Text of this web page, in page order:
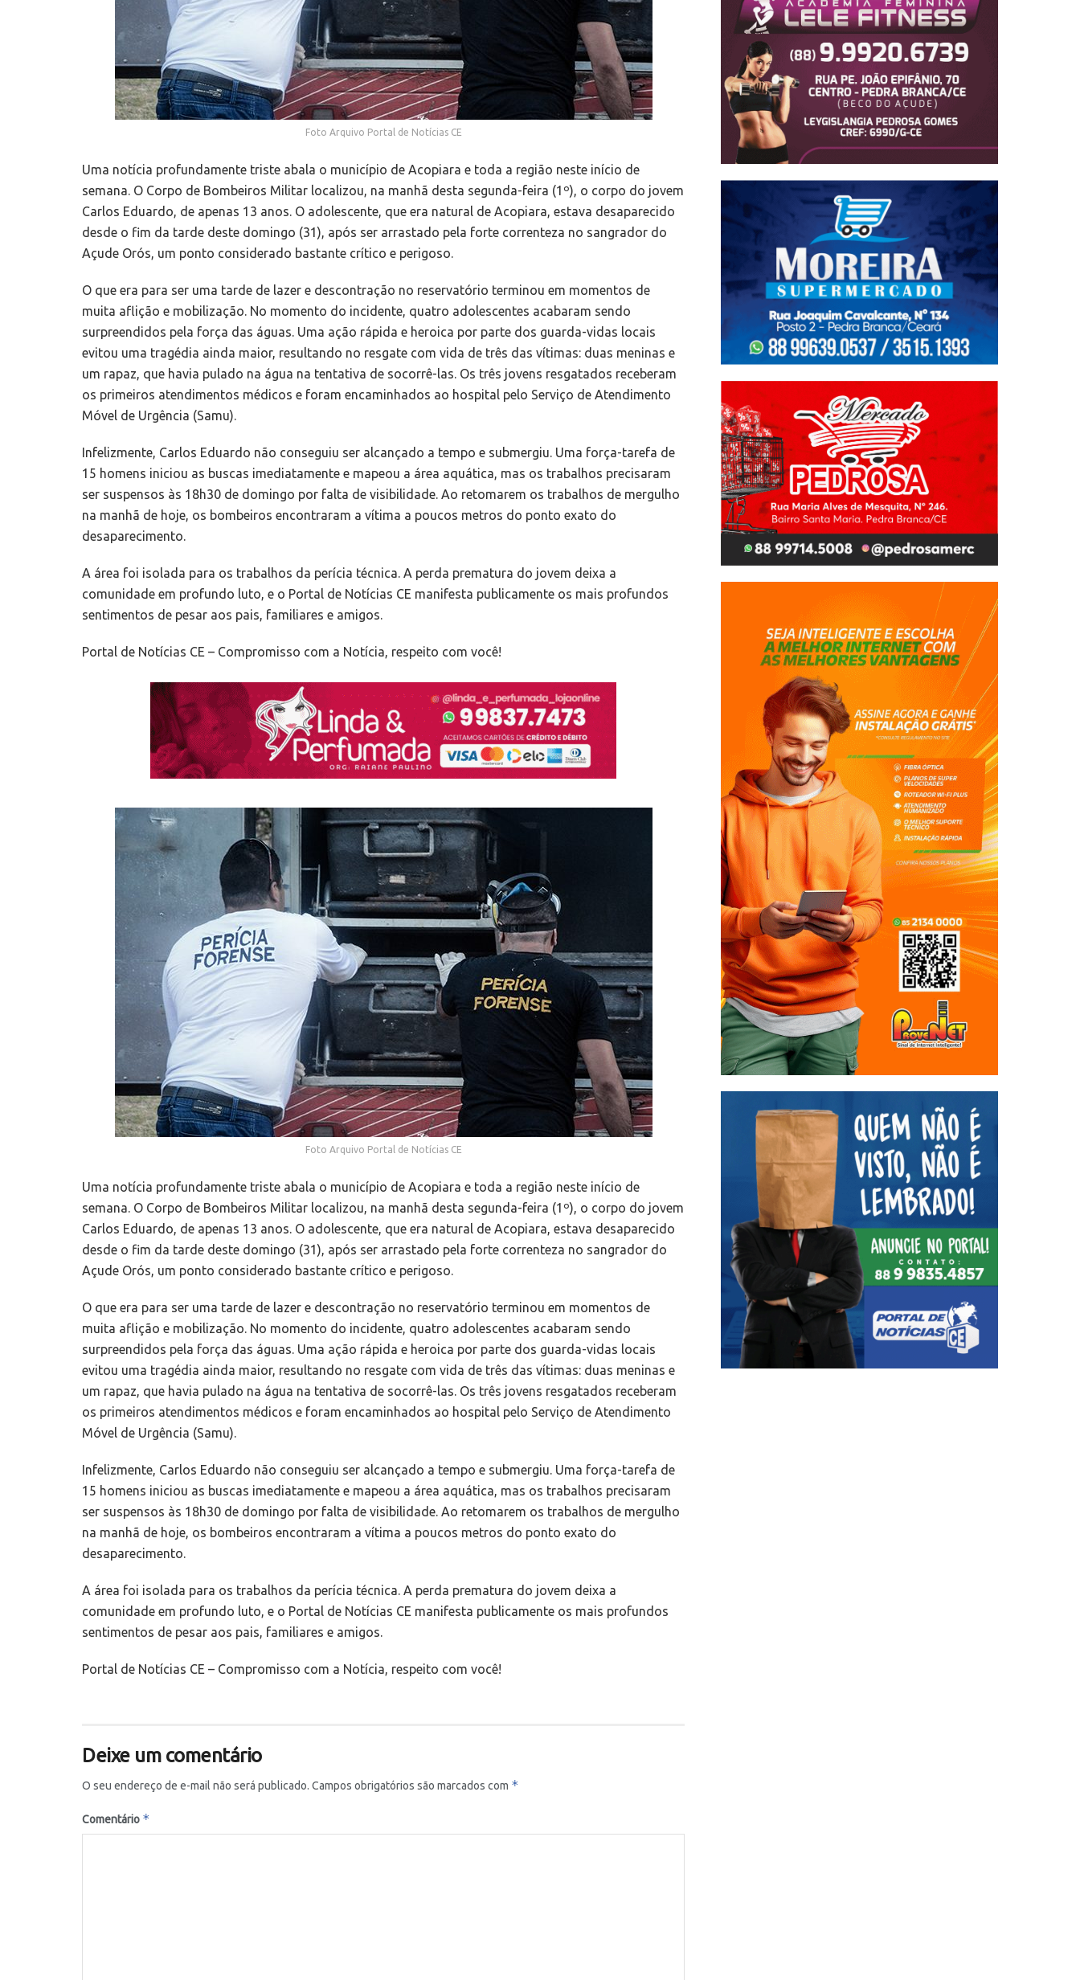
Foto Arquivo Portal de Notícias CE
Uma notícia profundamente triste abala o município de Acopiara e toda a região neste início de
semana. O Corpo de Bombeiros Militar localizou, na manhã desta segunda-feira (1º), o corpo do jovem
Carlos Eduardo, de apenas 13 anos. O adolescente, que era natural de Acopiara, estava desaparecido
desde o fim da tarde deste domingo (31), após ser arrastado pela forte correnteza no sangrador do
Açude Orós, um ponto considerado bastante crítico e perigoso.
O que era para ser uma tarde de lazer e descontração no reservatório terminou em momentos de
muita aflição e mobilização. No momento do incidente, quatro adolescentes acabaram sendo
surpreendidos pela força das águas. Uma ação rápida e heroica por parte dos guarda-vidas locais
evitou uma tragédia ainda maior, resultando no resgate com vida de três das vítimas: duas meninas e
um rapaz, que havia pulado na água na tentativa de socorrê-las. Os três jovens resgatados receberam
os primeiros atendimentos médicos e foram encaminhados ao hospital pelo Serviço de Atendimento
Móvel de Urgência (Samu).
Infelizmente, Carlos Eduardo não conseguiu ser alcançado a tempo e submergiu. Uma força-tarefa de
15 homens iniciou as buscas imediatamente e mapeou a área aquática, mas os trabalhos precisaram
ser suspensos às 18h30 de domingo por falta de visibilidade. Ao retomarem os trabalhos de mergulho
na manhã de hoje, os bombeiros encontraram a vítima a poucos metros do ponto exato do
desaparecimento.
A área foi isolada para os trabalhos da perícia técnica. A perda prematura do jovem deixa a
comunidade em profundo luto, e o Portal de Notícias CE manifesta publicamente os mais profundos
sentimentos de pesar aos pais, familiares e amigos.
Portal de Notícias CE – Compromisso com a Notícia, respeito com você!
Foto Arquivo Portal de Notícias CE
Uma notícia profundamente triste abala o município de Acopiara e toda a região neste início de
semana. O Corpo de Bombeiros Militar localizou, na manhã desta segunda-feira (1º), o corpo do jovem
Carlos Eduardo, de apenas 13 anos. O adolescente, que era natural de Acopiara, estava desaparecido
desde o fim da tarde deste domingo (31), após ser arrastado pela forte correnteza no sangrador do
Açude Orós, um ponto considerado bastante crítico e perigoso.
O que era para ser uma tarde de lazer e descontração no reservatório terminou em momentos de
muita aflição e mobilização. No momento do incidente, quatro adolescentes acabaram sendo
surpreendidos pela força das águas. Uma ação rápida e heroica por parte dos guarda-vidas locais
evitou uma tragédia ainda maior, resultando no resgate com vida de três das vítimas: duas meninas e
um rapaz, que havia pulado na água na tentativa de socorrê-las. Os três jovens resgatados receberam
os primeiros atendimentos médicos e foram encaminhados ao hospital pelo Serviço de Atendimento
Móvel de Urgência (Samu).
Infelizmente, Carlos Eduardo não conseguiu ser alcançado a tempo e submergiu. Uma força-tarefa de
15 homens iniciou as buscas imediatamente e mapeou a área aquática, mas os trabalhos precisaram
ser suspensos às 18h30 de domingo por falta de visibilidade. Ao retomarem os trabalhos de mergulho
na manhã de hoje, os bombeiros encontraram a vítima a poucos metros do ponto exato do
desaparecimento.
A área foi isolada para os trabalhos da perícia técnica. A perda prematura do jovem deixa a
comunidade em profundo luto, e o Portal de Notícias CE manifesta publicamente os mais profundos
sentimentos de pesar aos pais, familiares e amigos.
Portal de Notícias CE – Compromisso com a Notícia, respeito com você!
Deixe um comentário
O seu endereço de e-mail não será publicado. Campos obrigatórios são marcados com *
Comentário *